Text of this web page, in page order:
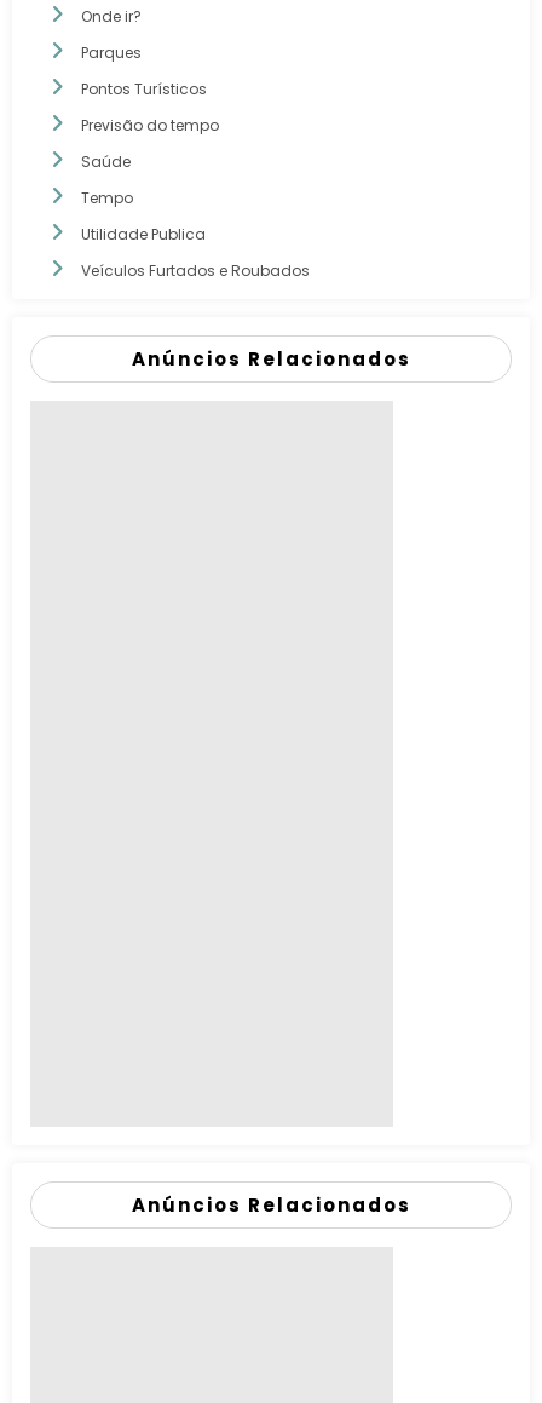
Onde ir?
Parques
Pontos Turísticos
Previsão do tempo
Saúde
Tempo
Utilidade Publica
Veículos Furtados e Roubados
Anúncios Relacionados
Anúncios Relacionados